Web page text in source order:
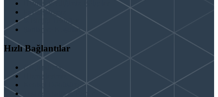
Hizmet Verdiğimiz Bölgeler
Paydaşlarımız
İş Birliği Teklifleri
Şartlar ve Koşullar
Hızlı Bağlantılar
Güçlendirme
Hizmetlerimiz
Test & Analiz & Rapor